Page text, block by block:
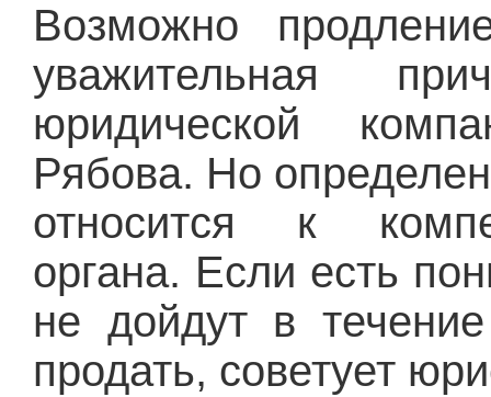
Возможно
уважительная
юридической
Рябова. Но
относится к
органа. Если есть
не дойдут в
продать, советует